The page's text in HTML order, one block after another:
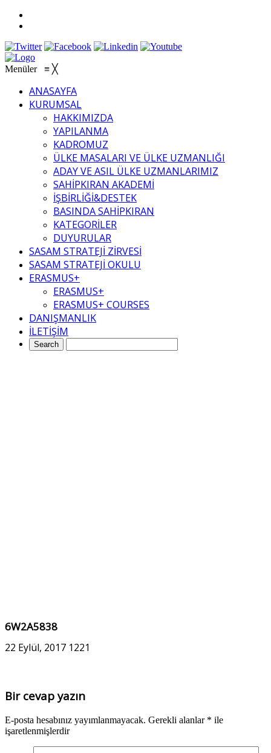
Menüler ≡ ╳
ANASAYFA
KURUMSAL
HAKKIMIZDA
YAPILANMA
KADROMUZ
ÜLKE MASALARI VE ÜLKE UZMANLIĞI
ADAY VE ASIL ÜLKE UZMANLARIMIZ
SAHİPKIRAN AKADEMİ
İŞBİRLİĞİ&DESTEK
BASINDA SAHİPKIRAN
KATEGORİLER
DUYURULAR
SASAM STRATEJİ ZİRVESİ
SASAM STRATEJİ OKULU
ERASMUS+
ERASMUS+
ERASMUS+ COURSES
DANIŞMANLIK
İLETİŞİM
6W2A5838
22 Eylül, 2017 1221
Bir cevap yazın
E-posta hesabınız yayımlanmayacak. Gerekli alanlar * ile
işaretlenmişlerdir